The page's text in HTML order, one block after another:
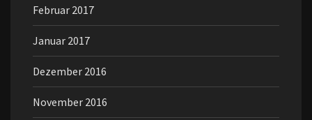
Februar 2017
Januar 2017
Dezember 2016
November 2016